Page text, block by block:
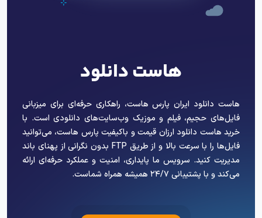
هاست دانلود
هاست دانلود ایران پارس هاست، راهکاری حرفه‌ای برای میزبانی
فایل‌های حجیم، فیلم و موزیک وب‌سایت‌های دانلودی است. با
خرید هاست دانلود ارزان قیمت و باکیفیت پارس هاست، می‌توانید
فایل‌ها را با سرعت بالا و از طریق FTP بدون نگرانی از پهنای باند
مدیریت کنید. سرویس ما پایداری، امنیت و عملکرد حرفه‌ای ارائه
می‌کند و با پشتیبانی ۲۴/۷ همیشه همراه شماست.